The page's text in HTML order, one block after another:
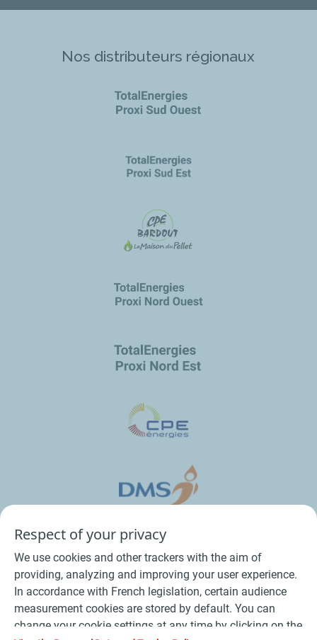
Nos distributeurs régionaux
Respect of your privacy
We use cookies and other trackers with the aim of
providing, analyzing and improving your user experience.
In accordance with French legislation, certain audience
measurement cookies are stored by default. You can
change your cookie settings at any time by clicking on the